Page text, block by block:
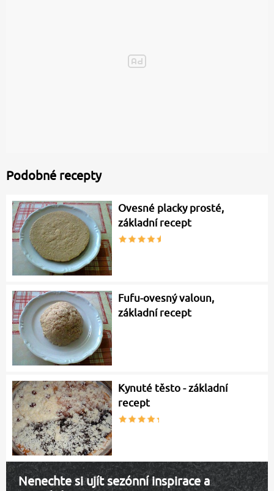
Podobné recepty
Ovesné placky prosté,
základní recept
Fufu-ovesný valoun,
základní recept
Kynuté těsto - základní
recept
Nenechte si ujít sezónní inspirace a